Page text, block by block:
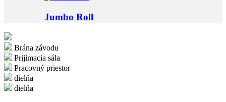
Jumbo Roll
Brána závodu
Prijímacia sála
Pracovný priestor
dielňa
dielňa